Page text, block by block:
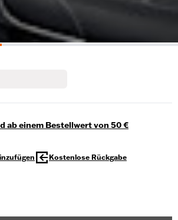
ab einem Bestellwert von 50 €
Kostenlose Rückgabe